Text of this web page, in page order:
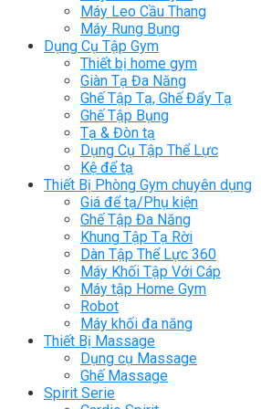
Máy Leo Cầu Thang
Máy Rung Bụng
Dụng Cụ Tập Gym
Thiết bị home gym
Giàn Tạ Đa Năng
Ghế Tập Tạ, Ghế Đẩy Tạ
Ghế Tập Bụng
Tạ & Đòn tạ
Dụng Cụ Tập Thể Lực
Kệ để tạ
Thiết Bị Phòng Gym chuyên dụng
Giá để tạ/Phụ kiện
Ghế Tập Đa Năng
Khung Tập Tạ Rời
Dàn Tập Thể Lực 360
Máy Khối Tập Với Cáp
Máy tập Home Gym
Robot
Máy khối đa năng
Thiết Bị Massage
Dụng cụ Massage
Ghế Massage
Spirit Serie